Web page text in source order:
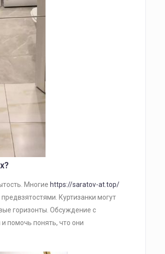
Многие https://saratov-at.top/
Куртизанки могут
горизонты. Обсуждение с
помочь понять, что они